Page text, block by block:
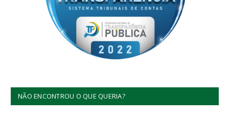
NÃO ENCONTROU O QUE QUERIA?